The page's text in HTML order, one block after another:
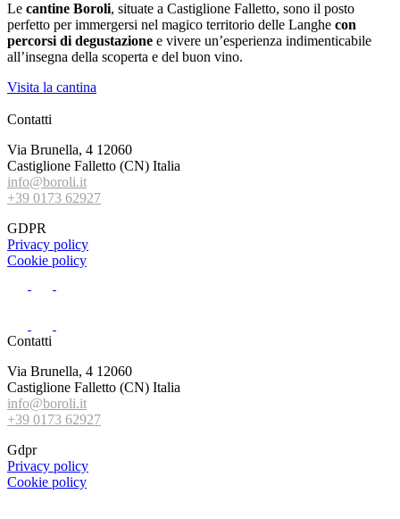
Le cantine Boroli, situate a Castiglione Falletto, sono il posto
perfetto per immergersi nel magico territorio delle Langhe con
percorsi di degustazione e vivere un’esperienza indimenticabile
all’insegna della scoperta e del buon vino.
Visita la cantina
Contatti
Via Brunella, 4 12060
Castiglione Falletto (CN) Italia
info@boroli.it
+39 0173 62927
GDPR
Privacy policy
Cookie policy
Contatti
Via Brunella, 4 12060
Castiglione Falletto (CN) Italia
info@boroli.it
+39 0173 62927
Gdpr
Privacy policy
Cookie policy